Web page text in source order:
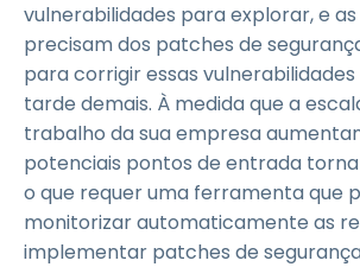
vulnerabilidades para explorar, e
precisam dos patches de
para corrigir essas
tarde demais. À medida que a
trabalho da sua empresa
potenciais pontos de entrada
o que requer uma ferramenta que
monitorizar automaticamente as
implementar patches de